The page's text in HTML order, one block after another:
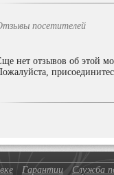
посетителей
нет отзывов об этой
Гарантии Служба